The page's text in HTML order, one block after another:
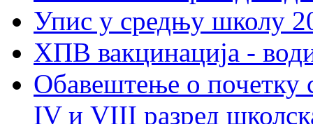
Упис у средњу школу
ХПВ вакцинација -
Обавештење о почетку
IV и VIII разред